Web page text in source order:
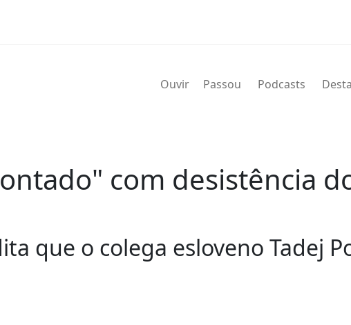
Ouvir Passou Podcasts
com desistência
que o colega esloveno Tadej